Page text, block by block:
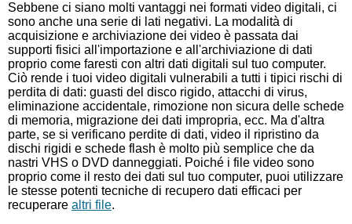
Sebbene ci siano molti vantaggi nei formati video digitali, ci
sono anche una serie di lati negativi. La modalità di
acquisizione e archiviazione dei video è passata dai
supporti fisici all'importazione e all'archiviazione di dati
proprio come faresti con altri dati digitali sul tuo computer.
Ciò rende i tuoi video digitali vulnerabili a tutti i tipici rischi di
perdita di dati: guasti del disco rigido, attacchi di virus,
eliminazione accidentale, rimozione non sicura delle schede
di memoria, migrazione dei dati impropria, ecc. Ma d'altra
parte, se si verificano perdite di dati, video il ripristino da
dischi rigidi e schede flash è molto più semplice che da
nastri VHS o DVD danneggiati. Poiché i file video sono
proprio come il resto dei dati sul tuo computer, puoi utilizzare
le stesse potenti tecniche di recupero dati efficaci per
recuperare altri file.